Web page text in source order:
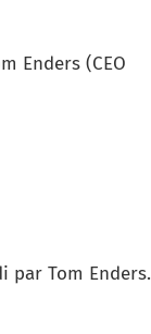
Enders (CEO
par Tom Enders.